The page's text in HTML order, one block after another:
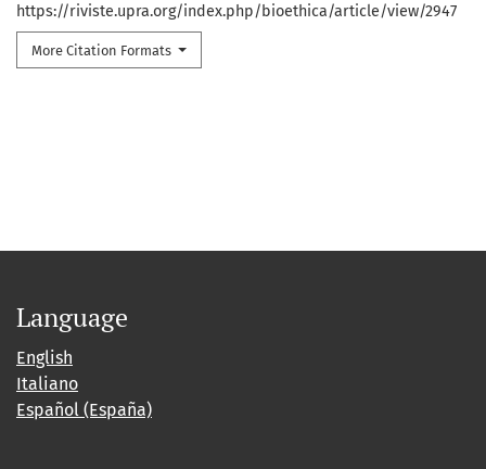
https://riviste.upra.org/index.php/bioethica/article/view/2947
More Citation Formats
Language
English
Italiano
Español (España)